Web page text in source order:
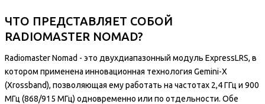
ЧТО ПРЕДСТАВЛЯЕТ СОБОЙ
RADIOMASTER NOMAD?
Radiomaster Nomad - это двухдиапазонный модуль ExpressLRS, в
котором применена инновационная технология Gemini-X
(Xrossband), позволяющая ему работать на частотах 2,4 ГГц и 900
МГц (868/915 МГц) одновременно или по отдельности. Обе